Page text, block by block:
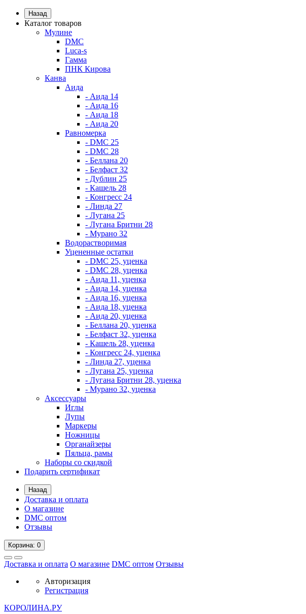
Назад
Каталог товаров
Мулине
DMC
Luca-s
Гамма
ПНК Кирова
Канва
Аида
- Аида 14
- Аида 16
- Аида 18
- Аида 20
Равномерка
- DMC 25
- DMC 28
- Беллана 20
- Белфаст 32
- Дублин 25
- Кашель 28
- Конгресс 24
- Линда 27
- Лугана 25
- Лугана Бритни 28
- Мурано 32
Водорастворимая
Уцененные остатки
- DMC 25, уценка
- DMC 28, уценка
- Аида 11, уценка
- Аида 14, уценка
- Аида 16, уценка
- Аида 18, уценка
- Аида 20, уценка
- Беллана 20, уценка
- Белфаст 32, уценка
- Кашель 28, уценка
- Конгресс 24, уценка
- Линда 27, уценка
- Лугана 25, уценка
- Лугана Бритни 28, уценка
- Мурано 32, уценка
Аксессуары
Иглы
Лупы
Маркеры
Ножницы
Органайзеры
Пяльца, рамы
Наборы со скидкой
Подарить сертификат
Назад
Доставка и оплата
О магазине
DMC оптом
Отзывы
Корзина: 0
Доставка и оплата О магазине DMC оптом Отзывы
Авторизация
Регистрация
КОРОЛИНА.РУ